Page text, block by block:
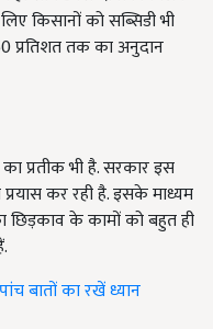
किसानों को सब्सिडी भी
प्रतिशत तक का अनुदान
प्रतीक भी है. सरकार इस
कर रही है. इसके माध्यम
छिड़काव के कामों को बहुत ही
बातों का रखें ध्यान